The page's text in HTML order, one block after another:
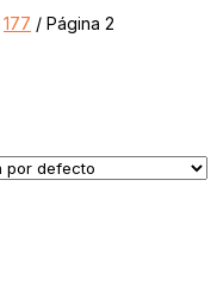
177 / Página 2